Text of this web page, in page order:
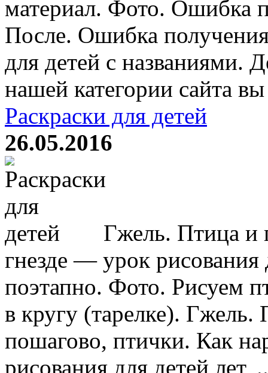
материал. Фото. Ошибка
После. Ошибка
для детей с названиями.
нашей категории сайта
Раскраски для детей
26.05.2016
Гжель. Птица и
гнезде — урок рисования
поэтапно. Фото. Рисуем
в кругу (тарелке).
пошагово, птички. Как
рисования для детей лет,